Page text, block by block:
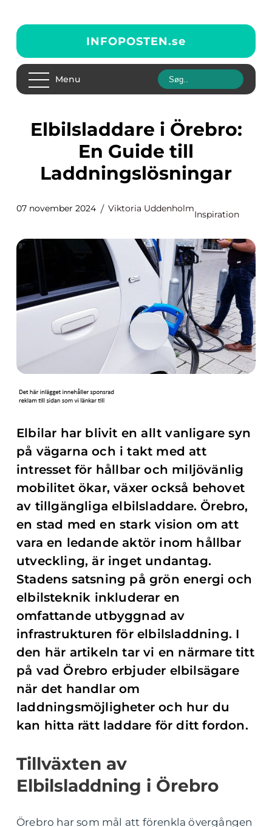
INFOPOSTEN.se
Menu
Elbilsladdare i Örebro:
En Guide till
Laddningslösningar
07 november 2024 Viktoria Uddenholm
Inspiration
Elbilar har blivit en allt vanligare syn
på vägarna och i takt med att
intresset för hållbar och miljövänlig
mobilitet ökar, växer också behovet
av tillgängliga elbilsladdare. Örebro,
en stad med en stark vision om att
vara en ledande aktör inom hållbar
utveckling, är inget undantag.
Stadens satsning på grön energi och
elbilsteknik inkluderar en
omfattande utbyggnad av
infrastrukturen för elbilsladdning. I
den här artikeln tar vi en närmare titt
på vad Örebro erbjuder elbilsägare
när det handlar om
laddningsmöjligheter och hur du
kan hitta rätt laddare för ditt fordon.
Tillväxten av
Elbilsladdning i Örebro
Örebro har som mål att förenkla övergången